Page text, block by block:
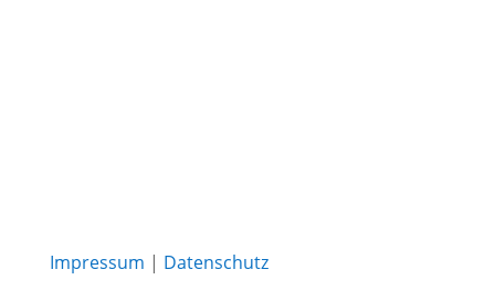
Impressum | Datenschutz